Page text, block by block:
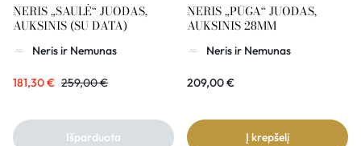
NERIS „SAULĖ“ JUODAS,
AUKSINIS (SU DATA)
Neris ir Nemunas
181,30€ 259,00€
Išparduota
NERIS „PŪGA“ JUODAS,
AUKSINIS 28MM
Neris ir Nemunas
209,00€
Į krepšelį